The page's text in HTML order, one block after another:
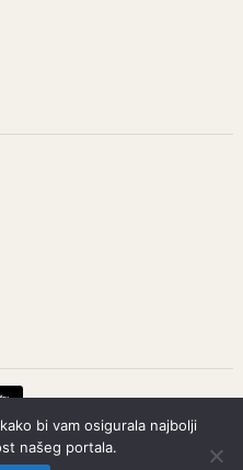
© 2026.
bi vam osigurala najbolji
našeg portala.